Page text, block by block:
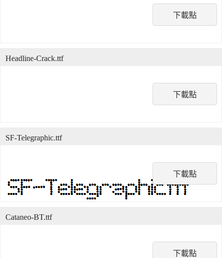
下載點
下載點
Headline-Crack.ttf
下載點
SF-Telegraphic.ttf
下載點
Cataneo-BT.ttf